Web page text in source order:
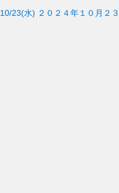
10/23(水) ２０２４年１０月２